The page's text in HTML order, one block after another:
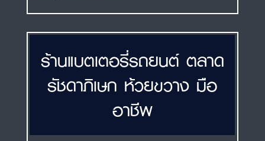
ร้านแบตเตอรี่รถยนต์ ตลาด
รัชดาภิเษก ห้วยขวาง มือ
อาชีพ